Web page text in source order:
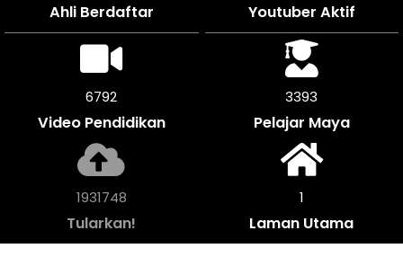
Ahli Berdaftar Youtuber Aktif
7776
Video Pendidikan
3888
Pelajar Maya
2213568
Tularkan!
1
Laman Utama